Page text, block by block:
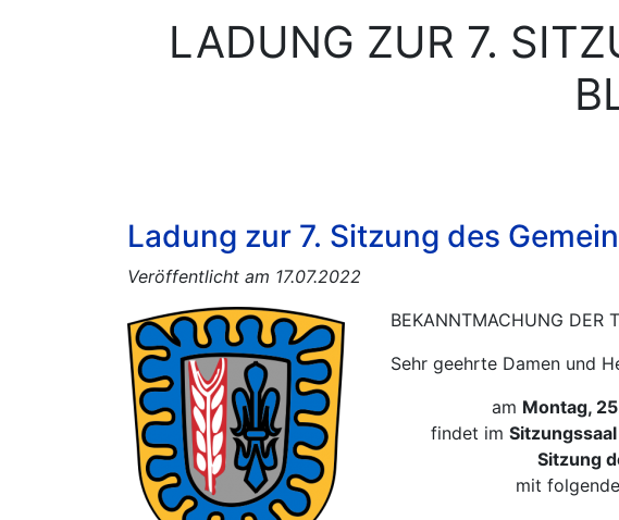
LADUNG ZUR 7.
Ladung zur 7. Sitzung des
Veröffentlicht am 17.07.2022
BEKANNTMACHUNG DER
Sehr geehrte Damen und
am Montag,
findet im
Sitzung
mit